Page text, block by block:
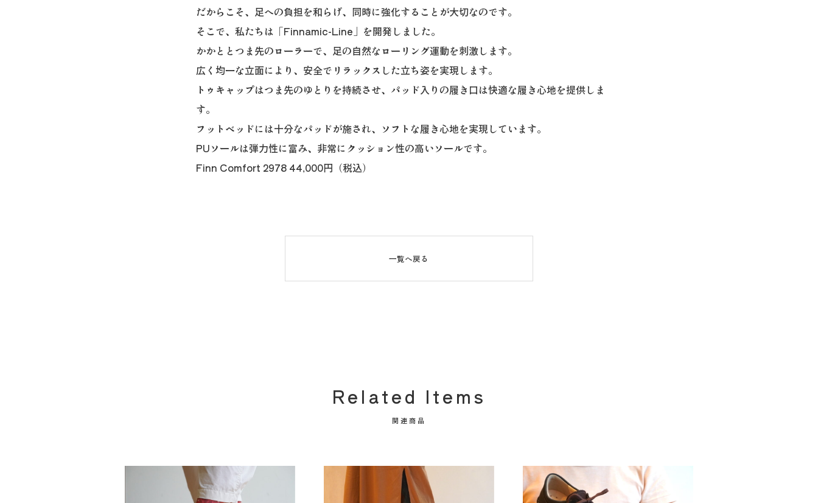
だからこそ、足への負担を和らげ、同時に強化することが大切なのです。
そこで、私たちは「Finnamic-Line」を開発しました。
かかととつま先のローラーで、足の自然なローリング運動を刺激します。
広く均一な立面により、安全でリラックスした立ち姿を実現します。
トゥキャップはつま先のゆとりを持続させ、パッド入りの履き口は快適な履き心地を提供しま
す。
フットベッドには十分なパッドが施され、ソフトな履き心地を実現しています。
PUソールは弾力性に富み、非常にクッション性の高いソールです。
Finn Comfort 2978 44,000円（税込）
一覧へ戻る
Related Items
関連商品